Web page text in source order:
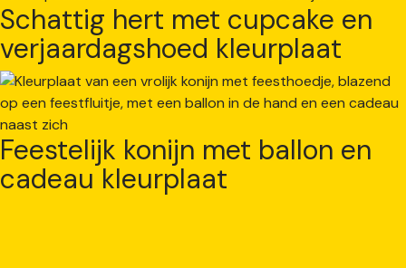
Schattig hert met cupcake en
verjaardagshoed kleurplaat
Feestelijk konijn met ballon en
cadeau kleurplaat